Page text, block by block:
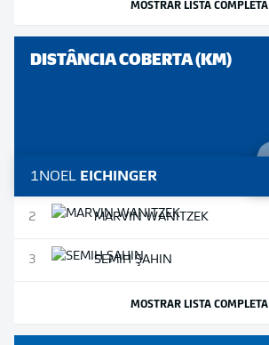
MOSTRAR LISTA COMPLETA
DISTÂNCIA COBERTA (KM)
1NOEL EICHINGER
2 MARVINWANITZEK
3 SEMIHŞAHIN
MOSTRAR LISTA COMPLETA